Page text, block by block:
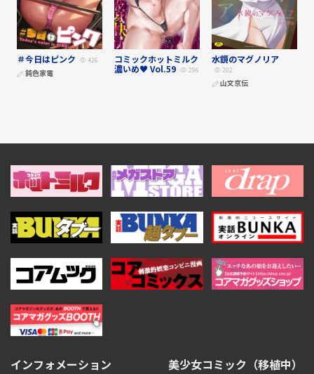
＃今日はピンク 426
鈍色家電
コミックホットミルク
濃いめ♥ Vol.59
296
水鏡のマグノリア
202
山文京伝
インフォメーション
美少女コミック（移植中）